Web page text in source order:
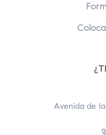
Avenida de la